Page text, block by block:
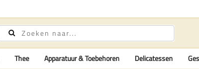
Thee Apparatuur & Toebehoren Delicatessen